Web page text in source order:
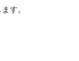
す。